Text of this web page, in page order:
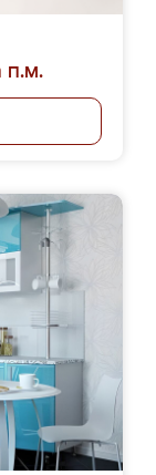
п.м.